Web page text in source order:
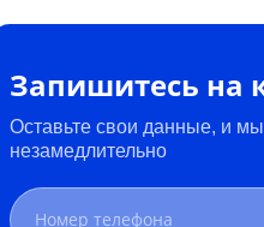
Запишитесь на
Оставьте свои данные, и
незамедлительно